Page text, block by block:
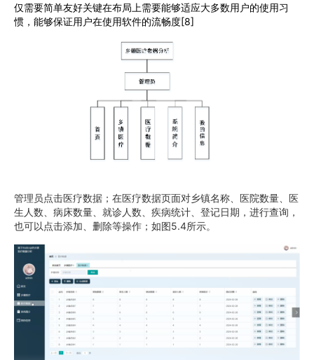
仅需要简单友好关键在布局上需要能够适应大多数用户的使用习
惯，能够保证用户在使用软件的流畅度[8]
管理员点击医疗数据；在医疗数据页面对乡镇名称、医院数量、医
生人数、病床数量、就诊人数、疾病统计、登记日期，进行查询，
也可以点击添加、删除等操作；如图5.4所示。